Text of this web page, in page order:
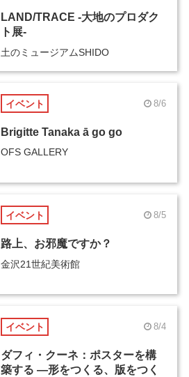
LAND/TRACE -大地のプロダク
ト展-
土のミュージアムSHIDO
イベント 8/6
Brigitte Tanaka ā go go
OFS GALLERY
イベント 8/5
路上、お邪魔ですか？
金沢21世紀美術館
イベント 8/4
ダフィ・クーネ：ポスターを構
築する ―形をつくる、版をつく